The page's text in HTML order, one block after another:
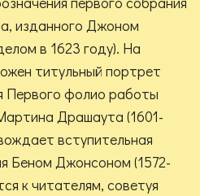
изданного Джоном
в 1623 году). На
титульный портрет
Первого фолио работы
Драшаута (1601-
вступительная
Беном Джонсоном (1572-
к читателям, советуя